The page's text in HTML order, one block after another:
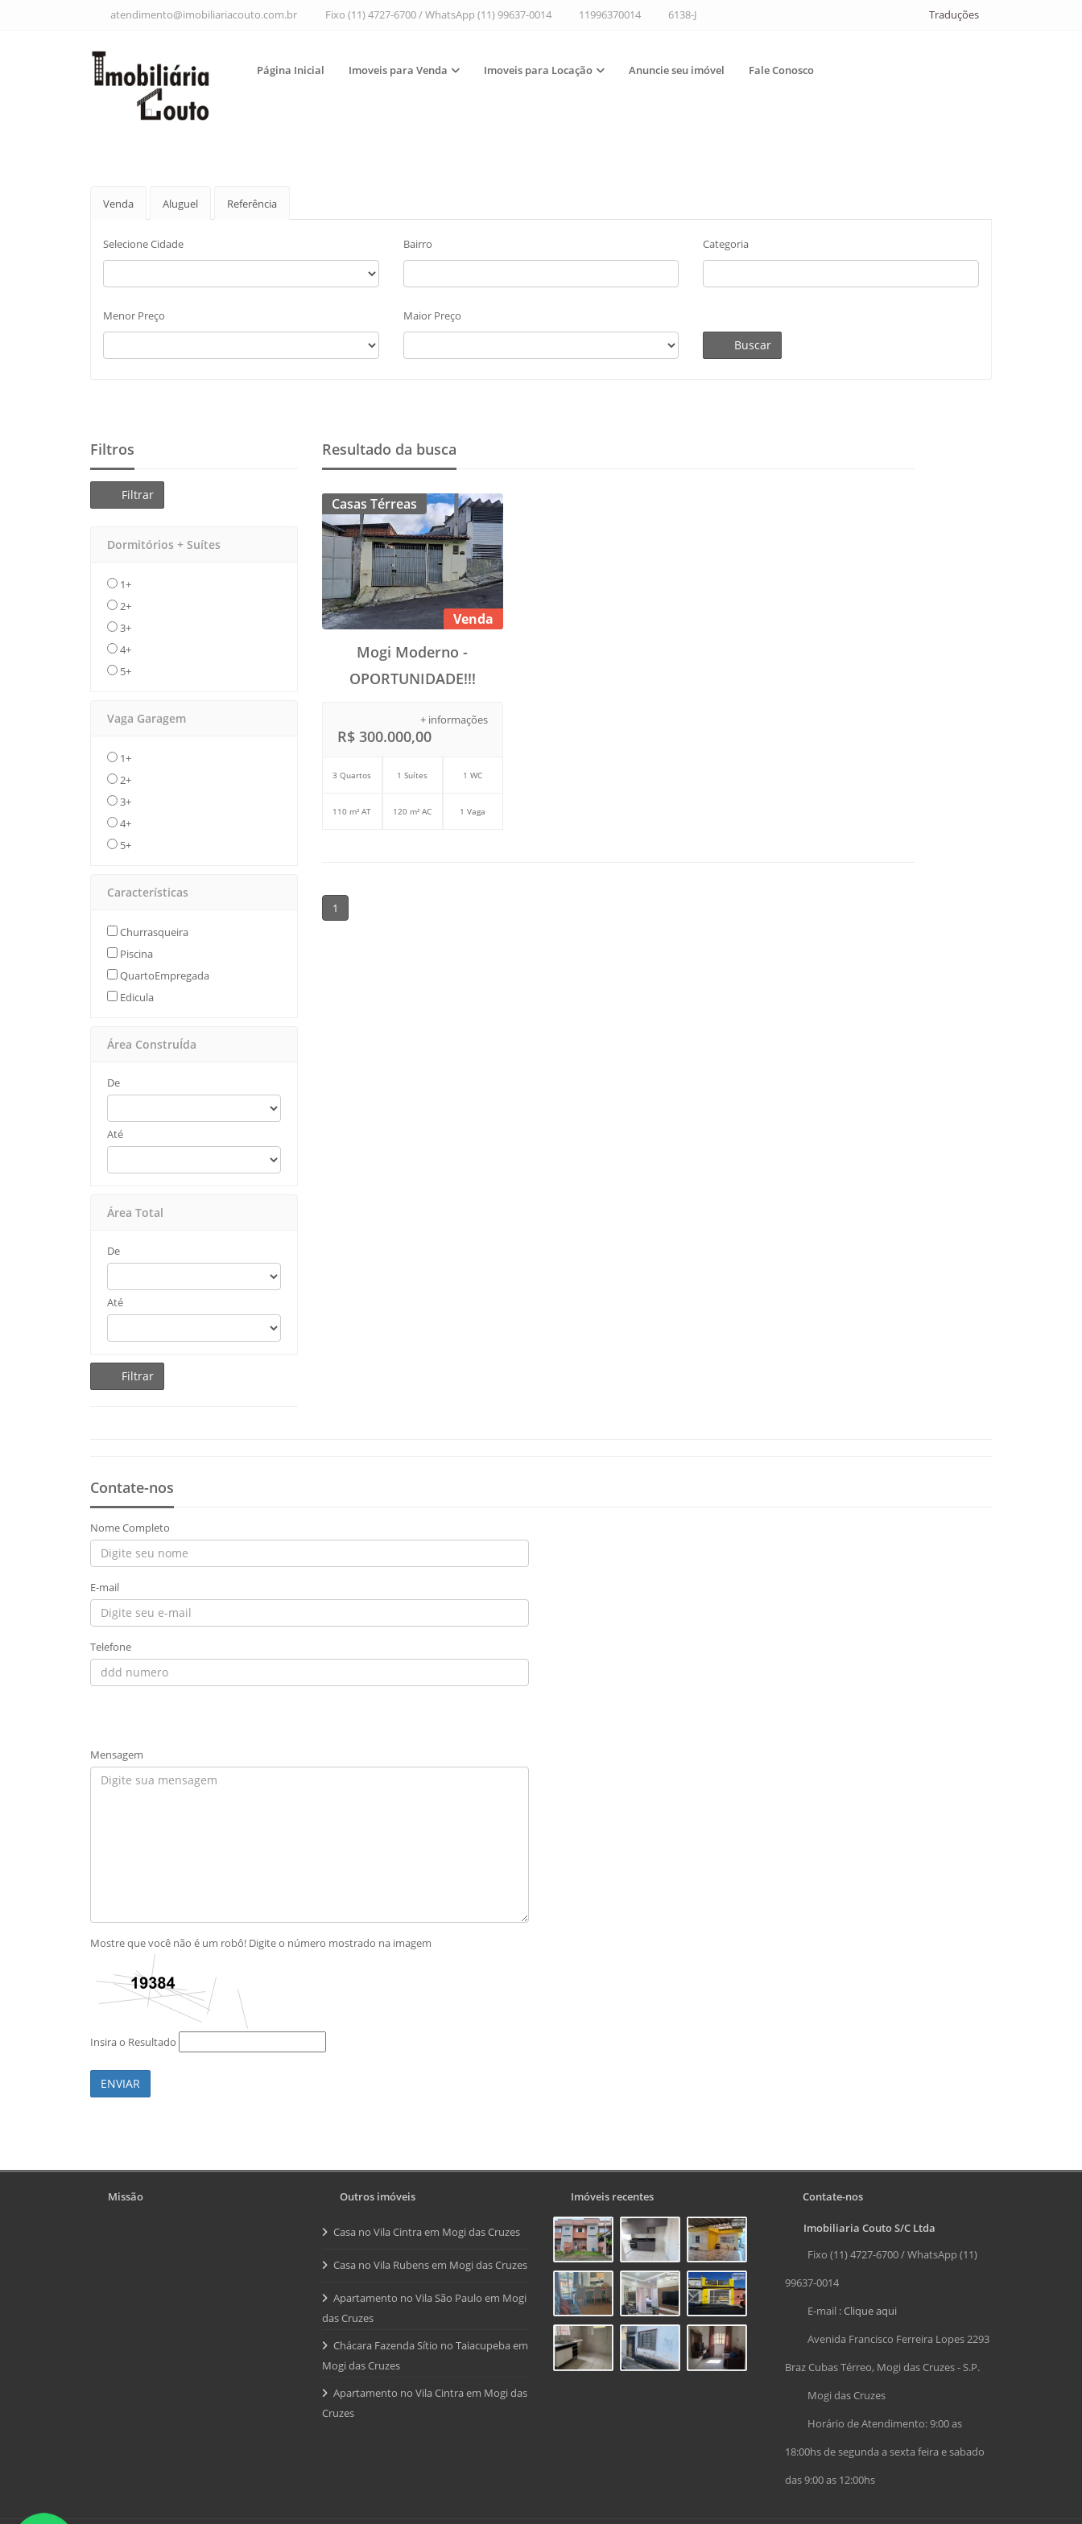
atendimento@imobiliariacouto.com.br Fixo (11) 4727-6700 / WhatsApp (11) 99637-0014 11996370014 6138-J Traduções
Página Inicial Imoveis para Venda Imoveis para Locação Anuncie seu imóvel Fale Conosco
Venda Aluguel Referência
Selecione Cidade Bairro Categoria
Menor Preço Maior Preço
Buscar
Filtros
Filtrar
Dormitórios + Suítes
1+
2+
3+
4+
5+
Vaga Garagem
1+
2+
3+
4+
5+
Características
Churrasqueira
Piscina
QuartoEmpregada
Edicula
Área ConstruÍda
De
Até
Área Total
De
Até
Filtrar
Resultado da busca
Casas Térreas
Venda
Mogi Moderno -
OPORTUNIDADE!!!
+ informações
R$ 300.000,00
3 Quartos 1 Suítes 1 WC
110 m² AT 120 m² AC 1 Vaga
1
Contate-nos
Nome Completo
E-mail
Telefone
Mensagem
Mostre que você não é um robô! Digite o número mostrado na imagem
Insira o Resultado
ENVIAR
Missão Outros imóveis
Casa no Vila Cintra em Mogi das Cruzes
Casa no Vila Rubens em Mogi das Cruzes
Apartamento no Vila São Paulo em Mogi
das Cruzes
Chácara Fazenda Sítio no Taiacupeba em
Mogi das Cruzes
Apartamento no Vila Cintra em Mogi das
Cruzes
Imóveis recentes Contate-nos
Imobiliaria Couto S/C Ltda
Fixo (11) 4727-6700 / WhatsApp (11)
99637-0014
E-mail :Clique aqui
Avenida Francisco Ferreira Lopes 2293
Braz Cubas Térreo, Mogi das Cruzes - S.P.
Mogi das Cruzes
Horário de Atendimento: 9:00 as
18:00hs de segunda a sexta feira e sabado
das 9:00 as 12:00hs